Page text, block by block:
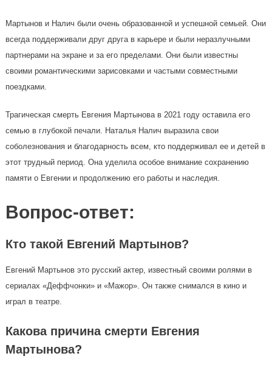
Мартынов и Налич были очень образованной и успешной семьей. Они
всегда поддерживали друг друга в карьере и были неразлучными
партнерами на экране и за его пределами. Они были известны
своими романтическими зарисовками и частыми совместными
поездками.
Трагическая смерть Евгения Мартынова в 2021 году оставила его
семью в глубокой печали. Наталья Налич выразила свои
соболезнования и благодарность всем, кто поддерживал ее и детей в
этот трудный период. Она уделила особое внимание сохранению
памяти о Евгении и продолжению его работы и наследия.
Вопрос-ответ:
Кто такой Евгений Мартынов?
Евгений Мартынов это русский актер, известный своими ролями в
сериалах «Деффчонки» и «Мажор». Он также снимался в кино и
играл в театре.
Какова причина смерти Евгения
Мартынова?